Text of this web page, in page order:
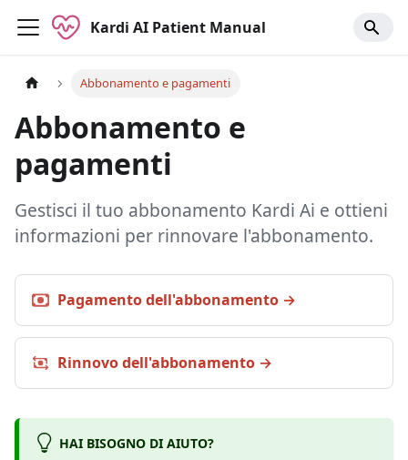
Kardi AI Patient Manual
Abbonamento e pagamenti
Abbonamento e
pagamenti
Gestisci il tuo abbonamento Kardi Ai e ottieni
informazioni per rinnovare l'abbonamento.
Pagamento dell'abbonamento
Rinnovo dell'abbonamento
HAI BISOGNO DI AIUTO?